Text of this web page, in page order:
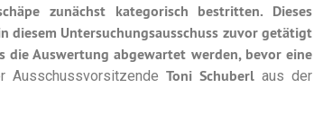
zunächst kategorisch bestritten. Dieses
diesem Untersuchungsausschuss zuvor getätigt
Auswertung abgewartet werden, bevor eine
Ausschussvorsitzende Toni Schuberlaus der